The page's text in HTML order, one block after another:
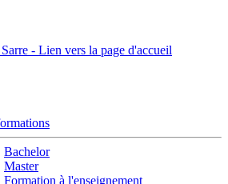
Bachelor
Master
Formation à l'enseignement